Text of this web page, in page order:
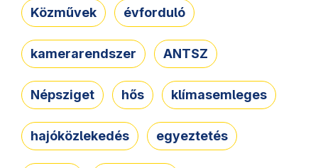
Közművek évforduló
kamerarendszer ANTSZ
Népsziget hős klímasemleges
hajóközlekedés egyeztetés